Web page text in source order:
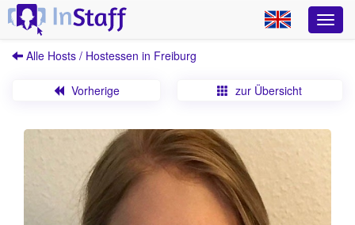
Alle Hosts / Hostessen in Freiburg
Vorherige zur Übersicht